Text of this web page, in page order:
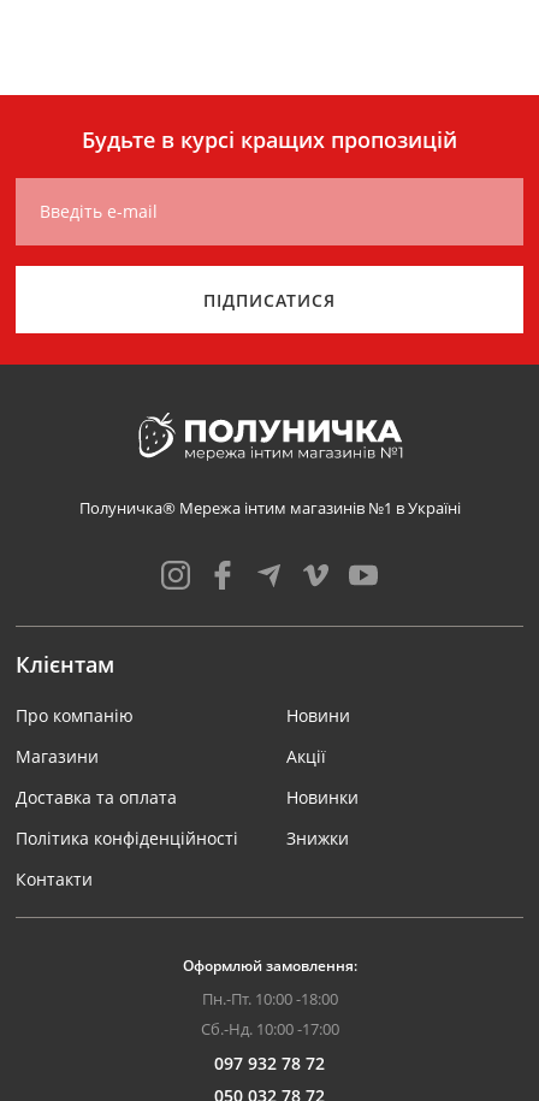
Будьте в курсі кращих пропозицій
Введіть e-mail
ПІДПИСАТИСЯ
Полуничка® Мережа інтим магазинів №1 в Україні
Клієнтам
Про компанію
Магазини
Доставка та оплата
Політика конфіденційності
Контакти
Новини
Акції
Новинки
Знижки
Оформлюй замовлення:
Пн.-Пт. 10:00 -18:00
Сб.-Нд. 10:00 -17:00
097 932 78 72
050 032 78 72